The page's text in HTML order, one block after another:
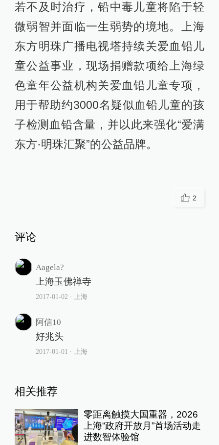
若不及时治疗，铅中毒儿童将陷于轻
微弱智并面临一生弱势的境地。上海
东方明珠广播电视塔持续关爱血铅儿
童公益事业，现场捐赠款项给上海绿
色童年公益机构关爱血铅儿童专项，
用于帮助约3000名疑似血铅儿童的孩
子检测血铅含量，并以此来强化“爱满
东方·明珠汇聚”的公益品牌。
2
评论
Aagela?
上海玉佛禅寺
2017-01-02 ∙ 上海
阿信10
好兆头
2017-01-01 ∙ 上海
相关推荐
零距离触摸大国重器，2026
上海“政府开放月”首场活动走
进数智体验馆